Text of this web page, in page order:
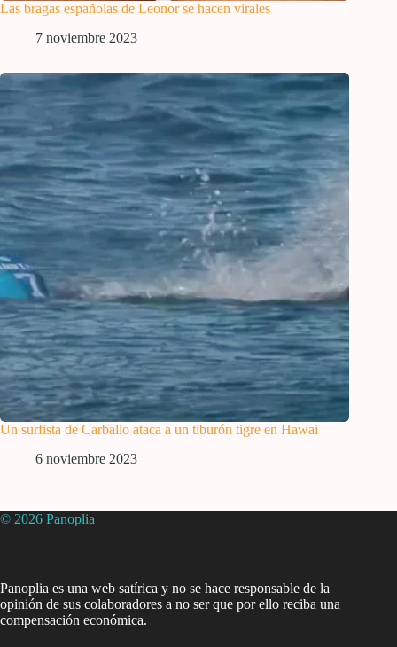
Las bragas españolas de Leonor se hacen virales
7 noviembre 2023
Un surfista de Carballo ataca a un tiburón tigre en Hawai
6 noviembre 2023
© 2026 Panoplia
Panoplia es una web satírica y no se hace responsable de la
opinión de sus colaboradores a no ser que por ello reciba una
compensación económica.